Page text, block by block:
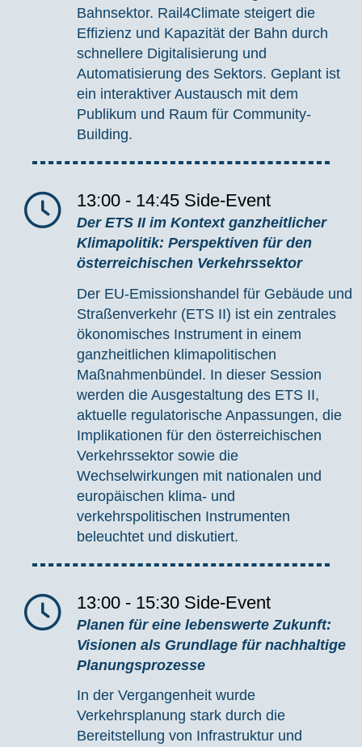
Bahnsektor. Rail4Climate steigert die
Effizienz und Kapazität der Bahn durch
schnellere Digitalisierung und
Automatisierung des Sektors. Geplant ist
ein interaktiver Austausch mit dem
Publikum und Raum für Community-
Building.
13:00 - 14:45 Side-Event
Der ETS II im Kontext ganzheitlicher
Klimapolitik: Perspektiven für den
österreichischen Verkehrssektor
Der EU-Emissionshandel für Gebäude und
Straßenverkehr (ETS II) ist ein zentrales
ökonomisches Instrument in einem
ganzheitlichen klimapolitischen
Maßnahmenbündel. In dieser Session
werden die Ausgestaltung des ETS II,
aktuelle regulatorische Anpassungen, die
Implikationen für den österreichischen
Verkehrssektor sowie die
Wechselwirkungen mit nationalen und
europäischen klima- und
verkehrspolitischen Instrumenten
beleuchtet und diskutiert.
13:00 - 15:30 Side-Event
Planen für eine lebenswerte Zukunft:
Visionen als Grundlage für nachhaltige
Planungsprozesse
In der Vergangenheit wurde
Verkehrsplanung stark durch die
Bereitstellung von Infrastruktur und